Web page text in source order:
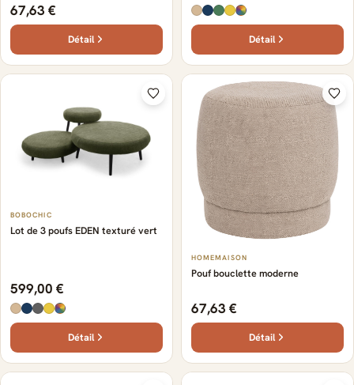
67,63 €
Détail Détail
BOBOCHIC
Lot de 3 poufs EDEN texturé vert
599,00 €
Détail
HOMEMAISON
Pouf bouclette moderne
67,63 €
Détail